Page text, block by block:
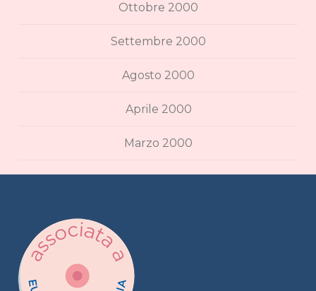
Ottobre 2000
Settembre 2000
Agosto 2000
Aprile 2000
Marzo 2000